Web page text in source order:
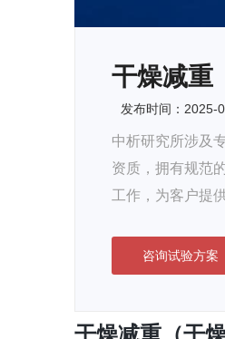
干燥减重
发布时间：2025-
中析研究所涉及
资质，拥有规范
工作，为客户提
咨询试验方案
干燥减重（干